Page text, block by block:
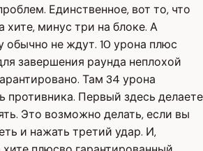
Единственное, вот то, что
минус три на блоке. А
не ждут. 10 урона плюс
завершения раунда неплохой
Там 34 урона
противника. Первый здесь делаете
Это возможно делать, если вы
и нажать третий удар. И,